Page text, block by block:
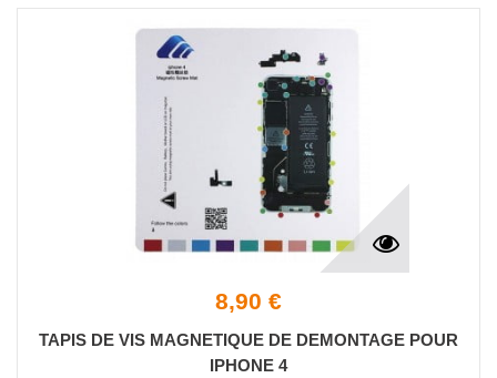
8,90 €
TAPIS DE VIS MAGNETIQUE DE DEMONTAGE POUR
IPHONE 4